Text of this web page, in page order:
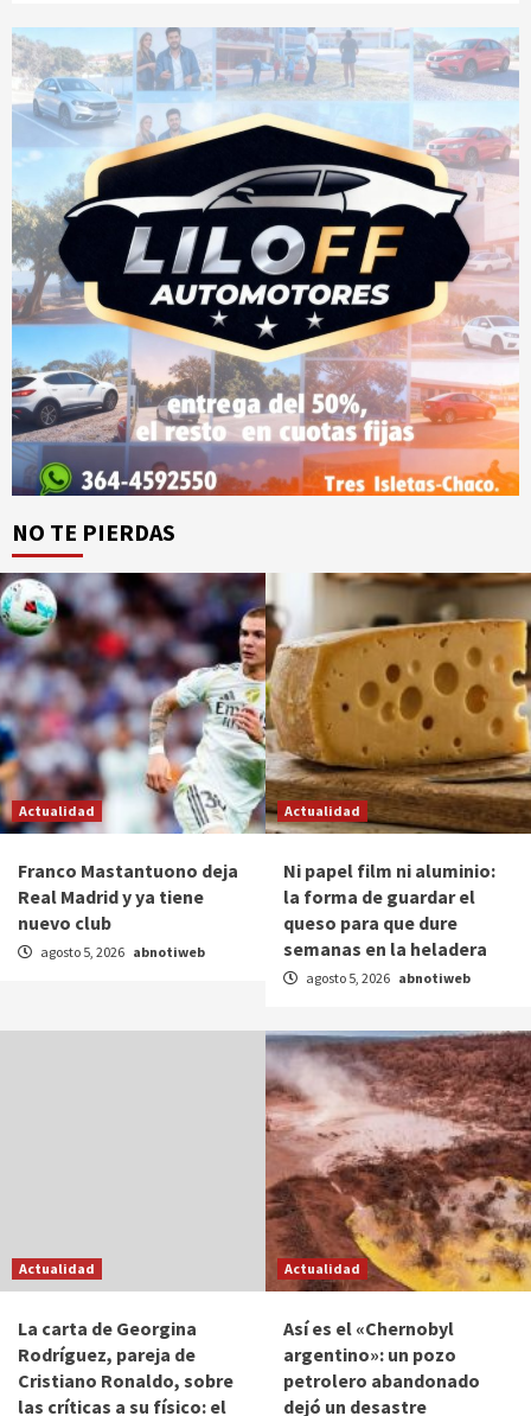
NO TE PIERDAS
Actualidad
Franco Mastantuono deja
Real Madrid y ya tiene
nuevo club
agosto 5, 2026 abnotiweb
Actualidad
Ni papel film ni aluminio:
la forma de guardar el
queso para que dure
semanas en la heladera
agosto 5, 2026 abnotiweb
Actualidad
La carta de Georgina
Rodríguez, pareja de
Cristiano Ronaldo, sobre
las críticas a su físico: el
Actualidad
Así es el «Chernobyl
argentino»: un pozo
petrolero abandonado
dejó un desastre